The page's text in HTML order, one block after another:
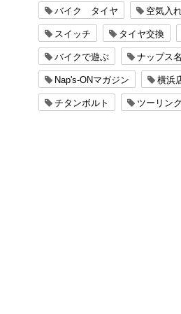
バイク タイヤ 空気入
スイッチ タイヤ交換
バイクで遊ぶ ナップス
Nap's-ONマガジン 横浜
チタンボルト ツーリン